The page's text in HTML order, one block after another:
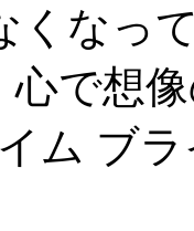
くなっ
心で想
ム ブ